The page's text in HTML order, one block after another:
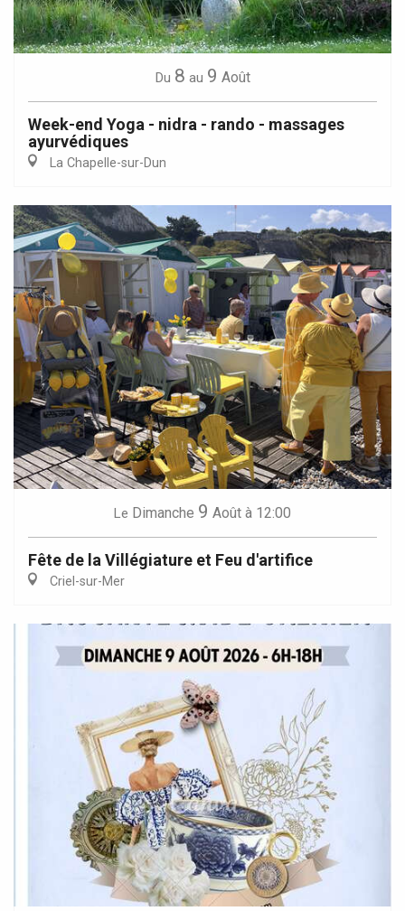
Du 8 au 9 Août
Week-end Yoga - nidra - rando - massages
ayurvédiques
La Chapelle-sur-Dun
Le Dimanche 9 Août à 12:00
Fête de la Villégiature et Feu d'artifice
Criel-sur-Mer